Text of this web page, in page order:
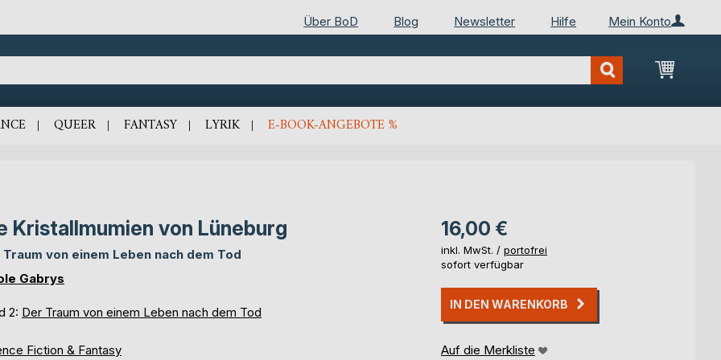
Mein Konto
Über BoD Blog Newsletter Hilfe
Mein
QUEER FANTASY LYRIK E-BOOK-ANGEBOTE %
Kristallmumien von Lüneburg
Traum von einem Leben nach dem Tod
Gabrys
2: Der Traum von einem Leben nach dem Tod
Fiction & Fantasy
16,00 €
inkl. MwSt. / portofrei
sofort verfügbar
IN DEN WARENKORB
Auf die Merkliste